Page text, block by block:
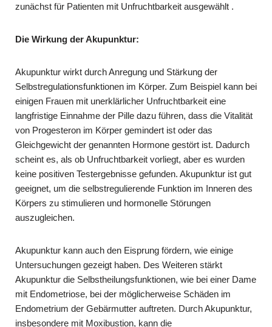
zunächst für Patienten mit Unfruchtbarkeit ausgewählt .
Die Wirkung der Akupunktur:
Akupunktur wirkt durch Anregung und Stärkung der
Selbstregulationsfunktionen im Körper. Zum Beispiel kann bei
einigen Frauen mit unerklärlicher Unfruchtbarkeit eine
langfristige Einnahme der Pille dazu führen, dass die Vitalität
von Progesteron im Körper gemindert ist oder das
Gleichgewicht der genannten Hormone gestört ist. Dadurch
scheint es, als ob Unfruchtbarkeit vorliegt, aber es wurden
keine positiven Testergebnisse gefunden. Akupunktur ist gut
geeignet, um die selbstregulierende Funktion im Inneren des
Körpers zu stimulieren und hormonelle Störungen
auszugleichen.
Akupunktur kann auch den Eisprung fördern, wie einige
Untersuchungen gezeigt haben. Des Weiteren stärkt
Akupunktur die Selbstheilungsfunktionen, wie bei einer Dame
mit Endometriose, bei der möglicherweise Schäden im
Endometrium der Gebärmutter auftreten. Durch Akupunktur,
insbesondere mit Moxibustion, kann die